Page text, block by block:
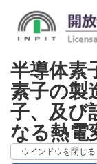
半導体素
素子の製
子、及び
なる熱電
ウインドウを閉じる